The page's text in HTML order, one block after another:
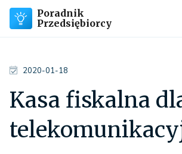
Poradnik
Przedsiębiorcy
2020-01-18
Kasa fiskalna